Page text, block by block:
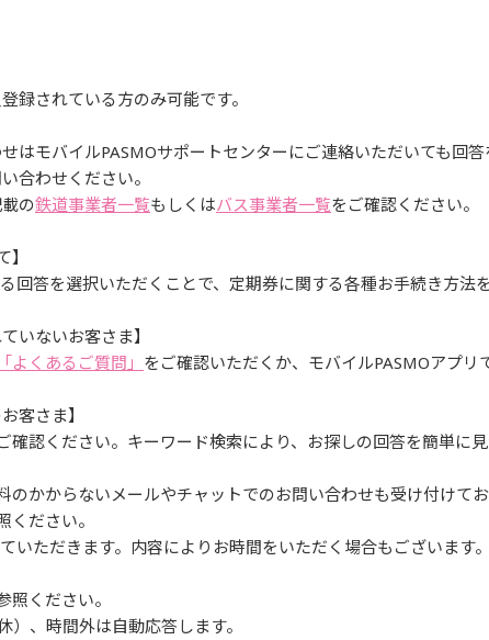
録されている方のみ可能です。
はモバイルPASMOサポートセンターにご連絡いただいても回答
合わせください。
の鉄道事業者一覧もしくはバス事業者一覧をご確認ください。
回答を選択いただくことで、定期券に関する各種お手続き方法
いないお客さま】
「よくあるご質問」 をご確認いただくか、モバイルPASMOアプリ
客さま】
確認ください。キーワード検索により、お探しの回答を簡単に見
かからないメールやチャットでのお問い合わせも受け付けてお
ください。
ただきます。内容によりお時間をいただく場合もございます。
照ください。
、時間外は自動応答します。